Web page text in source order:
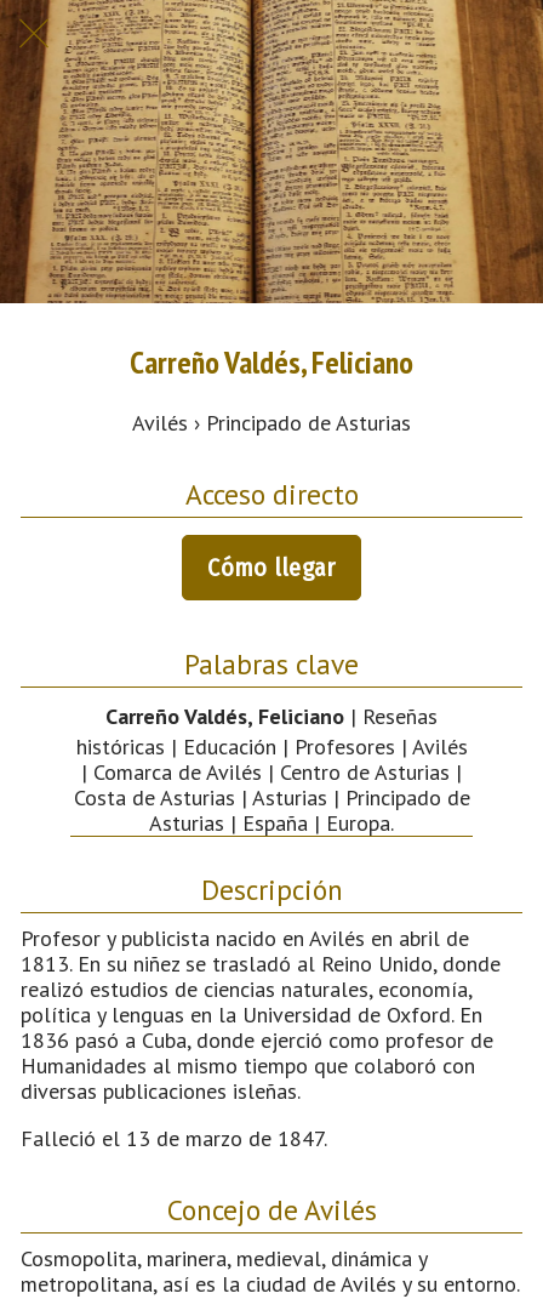
Carreño Valdés, Feliciano
Avilés › Principado de Asturias
Acceso directo
Cómo llegar
Palabras clave
Carreño Valdés, Feliciano | Reseñas
históricas | Educación | Profesores | Avilés
| Comarca de Avilés | Centro de Asturias |
Costa de Asturias | Asturias | Principado de
Asturias | España | Europa.
Descripción
Profesor y publicista nacido en Avilés en abril de
1813. En su niñez se trasladó al Reino Unido, donde
realizó estudios de ciencias naturales, economía,
política y lenguas en la Universidad de Oxford. En
1836 pasó a Cuba, donde ejerció como profesor de
Humanidades al mismo tiempo que colaboró con
diversas publicaciones isleñas.
Falleció el 13 de marzo de 1847.
Concejo de Avilés
Cosmopolita, marinera, medieval, dinámica y
metropolitana, así es la ciudad de Avilés y su entorno.